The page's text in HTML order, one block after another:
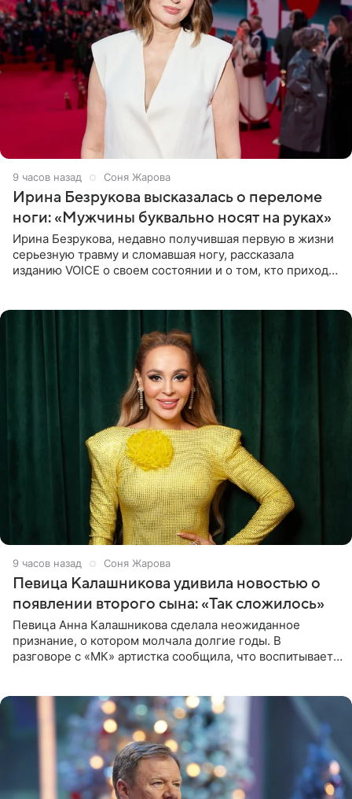
9 часов назад Соня Жарова
Ирина Безрукова высказалась о переломе
ноги: «Мужчины буквально носят на руках»
Ирина Безрукова, недавно получившая первую в жизни
серьезную травму и сломавшая ногу, рассказала
изданию VOICE о своем состоянии и о том, кто приходит
9 часов назад Соня Жарова
Певица Калашникова удивила новостью о
появлении второго сына: «Так сложилось»
Певица Анна Калашникова сделала неожиданное
признание, о котором молчала долгие годы. В
разговоре с «МК» артистка сообщила, что воспитывает